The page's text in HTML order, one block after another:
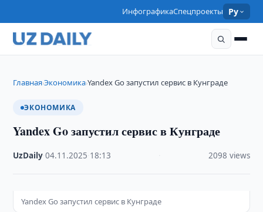
ИнфографикаСпецпроекты Ру
Главная›Экономика›Yandex Go запустил сервис в Кунграде
ЭКОНОМИКА
Yandex Go запустил сервис в Кунграде
UzDaily ·04.11.2025 18:13 2098 views
Yandex Go запустил сервис в Кунграде